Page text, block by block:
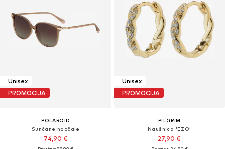
Unisex
PROMOCIJA
POLAROID
Sunčane naočale
74,90 €
Unisex
PROMOCIJA
PILGRIM
Naušnica 'EZO'
27,90 €